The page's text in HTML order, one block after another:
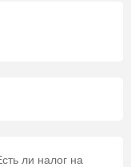
ли налог на